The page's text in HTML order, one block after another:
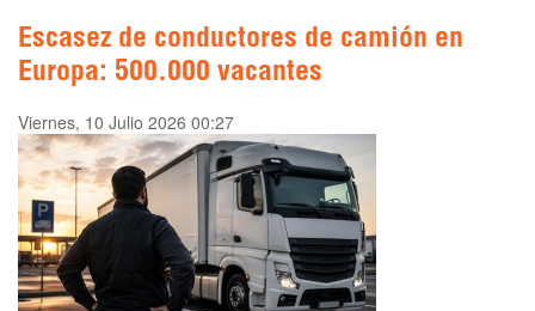
Escasez de conductores de camión en
Europa: 500.000 vacantes
Viernes, 10 Julio 2026 00:27